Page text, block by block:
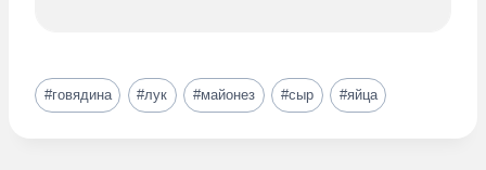
Метки
записи:
#говядина #лук #майонез #сыр #яйца